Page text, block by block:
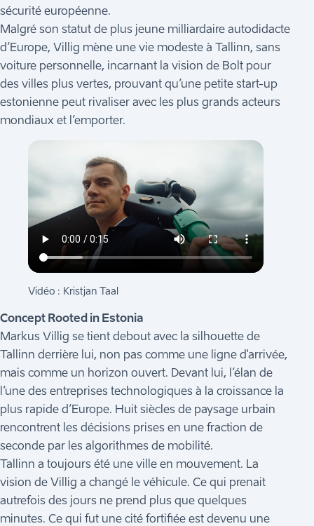
sécurité européenne.
Malgré son statut de plus jeune milliardaire autodidacte
d’Europe, Villig mène une vie modeste à Tallinn, sans
voiture personnelle, incarnant la vision de Bolt pour
des villes plus vertes, prouvant qu’une petite start-up
estonienne peut rivaliser avec les plus grands acteurs
mondiaux et l’emporter.
Vidéo : Kristjan Taal
Concept Rooted in Estonia
Markus Villig se tient debout avec la silhouette de
Tallinn derrière lui, non pas comme une ligne d'arrivée,
mais comme un horizon ouvert. Devant lui, l’élan de
l’une des entreprises technologiques à la croissance la
plus rapide d’Europe. Huit siècles de paysage urbain
rencontrent les décisions prises en une fraction de
seconde par les algorithmes de mobilité.
Tallinn a toujours été une ville en mouvement. La
vision de Villig a changé le véhicule. Ce qui prenait
autrefois des jours ne prend plus que quelques
minutes. Ce qui fut une cité fortifiée est devenu une